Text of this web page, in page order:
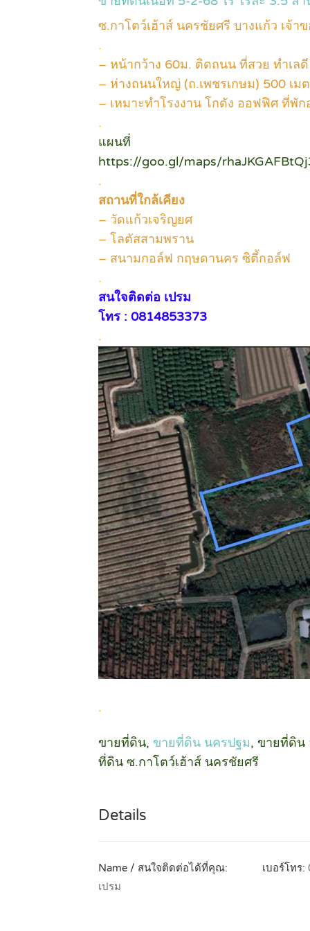
ซ.กาโตว์เฮ้าส์ นครชัยศรี บางแก้ว เจ้าข
.
– หน้ากว้าง 60ม. ติดถนน ที่สวย ทำเล
– ห่างถนนใหญ่ (ถ.เพชรเกษม) 500 เม
– เหมาะทำโรงงาน โกดัง ออฟฟิศ ที่พั
.
แผนที่
https://goo.gl/maps/
.
สถานที่ใกล้เคียง
– วัดแก้วเจริญยศ
– โลตัสสามพราน
– สนามกอล์ฟ กฤษดานคร ซิตี้กอล์ฟ
.
สนใจติดต่อ เปรม
โทร : 0814853373
.
.
ขายที่ดิน, ขายที่ดิน นครปฐม, ขายที่ดิน
ที่ดิน ซ.กาโตว์เฮ้าส์ นครชัยศรี
Details
Name / สนใจติดต่อได้ที่คุณ:
เปรม
เบอร์โทร: